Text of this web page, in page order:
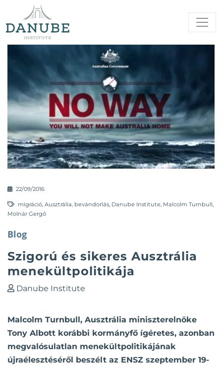
22/09/2016
migráció, Ausztrália, bevándorlás, Danube Institute, Malcolm Turnbull,
Molnár Gergő
Blog
Szigorú és sikeres Ausztrália
menekültpolitikája
Danube Institute
Malcolm Turnbull, Ausztrália miniszterelnöke
Tony Albott korábbi kormányfő ígéretes, azonban
megvalósulatlan menekültpolitikájának
újraélesztéséről beszélt az ENSZ szeptember 19-